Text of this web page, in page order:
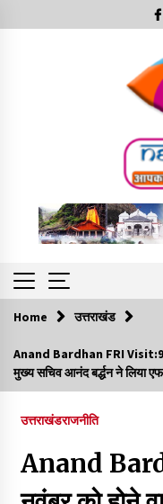
to
Trending Now
कार्यक्रम
Home उत्तराखंड
Anand Bardhan FRI Visit:9
मुख्य सचिव आनंद बर्द्धन ने लिया
उत्तराखंडराजनीति
Anand